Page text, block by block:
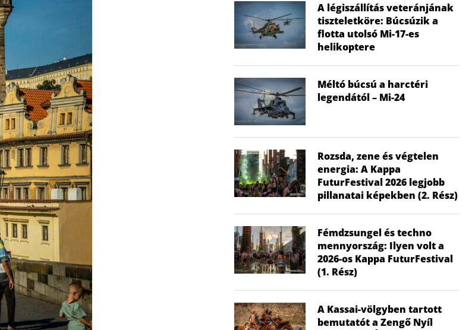
A légiszállítás veteránjának
tiszteletköre: Búcsúzik a
flotta utolsó Mi-17-es
helikoptere
Méltó búcsú a harctéri
legendától – Mi-24
Rozsda, zene és végtelen
energia: A Kappa
FuturFestival 2026 legjobb
pillanatai képekben (2. Rész)
Fémdzsungel és techno
mennyország: Ilyen volt a
2026-os Kappa FuturFestival
(1. Rész)
A Kassai-völgyben tartott
bemutatót a Zengő Nyíl